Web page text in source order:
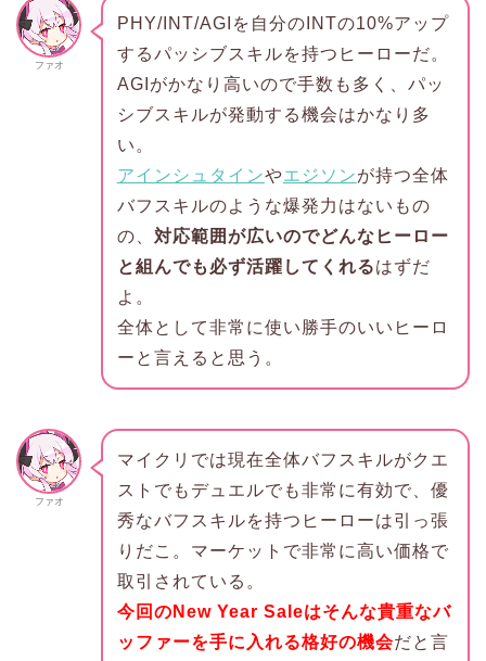
ファオ
PHY/INT/AGIを自分のINTの10%アップ
するパッシブスキルを持つヒーローだ。
AGIがかなり高いので手数も多く、パッ
シブスキルが発動する機会はかなり多
い。
アインシュタインやエジソンが持つ全体
バフスキルのような爆発力はないもの
の、 対応範囲が広いのでどんなヒーロー
と組んでも必ず活躍してくれるはずだ
よ。
全体として非常に使い勝手のいいヒーロ
ーと言えると思う。
ファオ
マイクリでは現在全体バフスキルがクエ
ストでもデュエルでも非常に有効で、優
秀なバフスキルを持つヒーローは引っ張
りだこ。マーケットで非常に高い価格で
取引されている。
今回のNew Year Saleはそんな貴重なバ
ッファーを手に入れる格好の機会だと言